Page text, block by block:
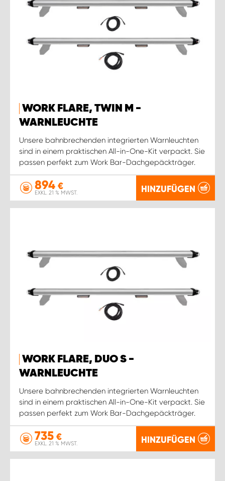
WORK FLARE, TWIN M -
WARNLEUCHTE
Unsere bahnbrechenden integrierten Warnleuchten
sind in einem praktischen All-in-One-Kit verpackt. Sie
passen perfekt zum Work Bar-Dachgepäckträger.
894 €
EXKL. 21 % MWST. HINZUFÜGEN
WORK FLARE, DUO S -
WARNLEUCHTE
Unsere bahnbrechenden integrierten Warnleuchten
sind in einem praktischen All-in-One-Kit verpackt. Sie
passen perfekt zum Work Bar-Dachgepäckträger.
735 €
EXKL. 21 % MWST. HINZUFÜGEN